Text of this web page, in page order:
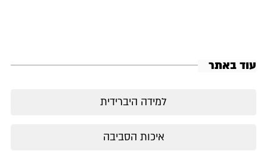
עוד באתר
למידה היברידית
איכות הסביבה